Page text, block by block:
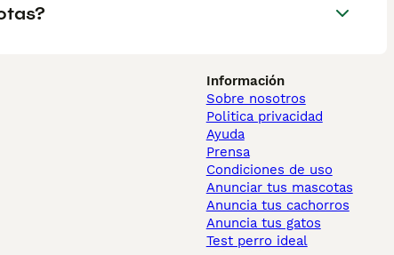
Información
Sobre nosotros
Politica privacidad
Ayuda
Prensa
Condiciones de uso
Anunciar tus mascotas
Anuncia tus cachorros
Anuncia tus gatos
Test perro ideal